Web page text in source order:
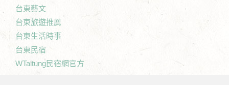
台東藝文
台東旅遊推薦
台東生活時事
台東民宿
WTaitung民宿網官方